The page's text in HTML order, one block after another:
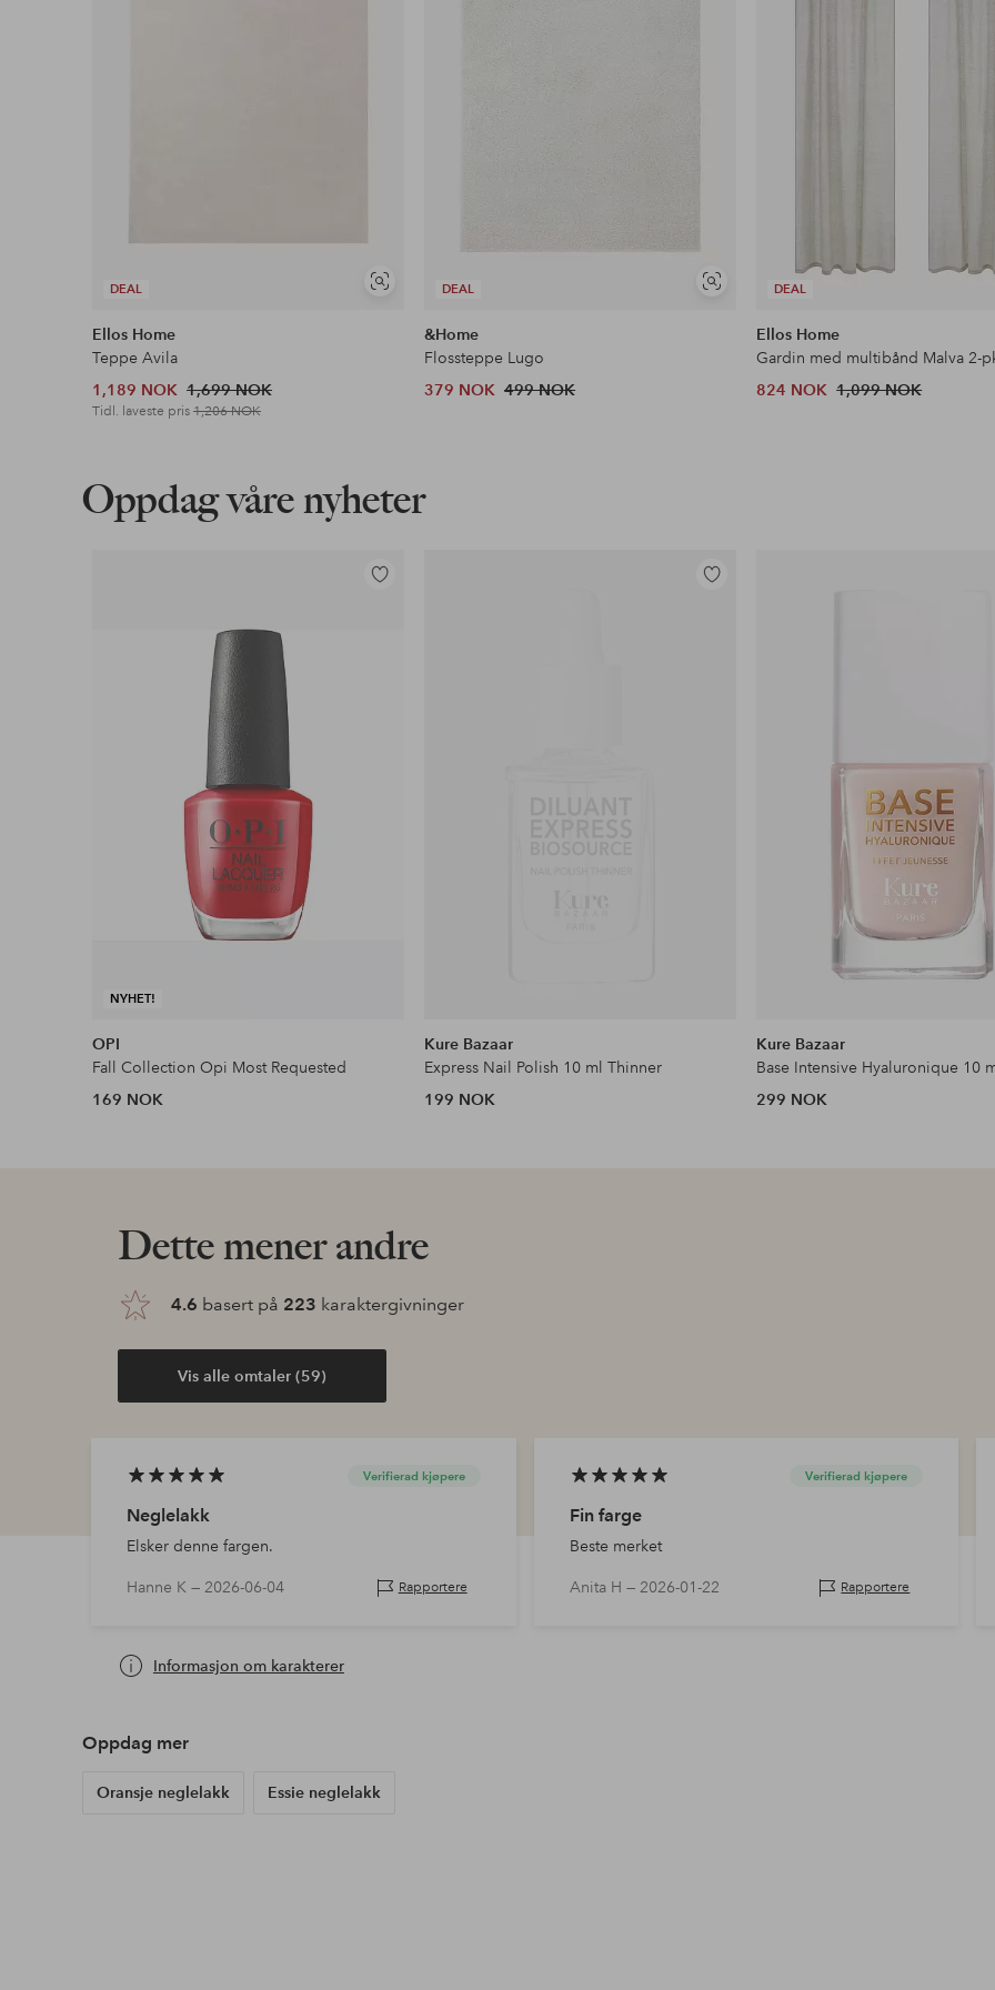
DEAL
Vis
Ellos Home
Teppe Avila
1,189 NOK 1,699 NOK
Tidl. laveste pris1,206 NOK
DEAL
Vis
&Home
Flossteppe Lugo
379 NOK 499 NOK
DEAL
Ellos Home
824 NOK 1,099 NOK
Oppdag våre nyheter
NYHET!
Legg
OPI
Fall Collection Opi Most Requested
169 NOK
Legg
Kure Bazaar
Express Nail Polish 10 ml Thinner
199 NOK
Kure Bazaar
Base Intensive Hyaluronique 10
299 NOK
Dette mener andre
4.6 basert på 223 karaktergivninger
Vis alle omtaler (59)
Verifierad kjøpere
Neglelakk
Elsker denne fargen.
Hanne K — 2026-06-04 Rapportere
Verifierad kjøpere
Fin farge
Beste merket
Anita H — 2026-01-22 Rapportere
Informasjon om karakterer
Oppdag mer
Oransje neglelakk Essie neglelakk